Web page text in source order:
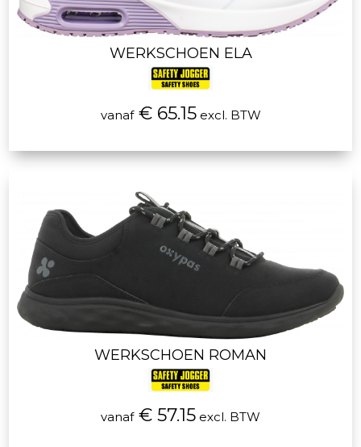
WERKSCHOEN ELA
vanaf€ 65.15excl. BTW
WERKSCHOEN ROMAN
vanaf€ 57.15 excl. BTW